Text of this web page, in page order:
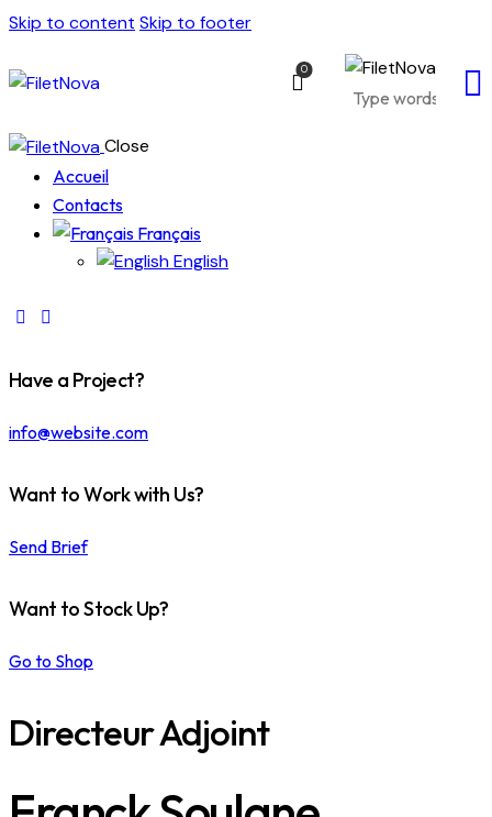
Skip to content Skip to footer
0
Close
Accueil
Contacts
Français
English
Have a Project?
info@website.com
Want to Work with Us?
Send Brief
Want to Stock Up?
Go to Shop
Directeur Adjoint